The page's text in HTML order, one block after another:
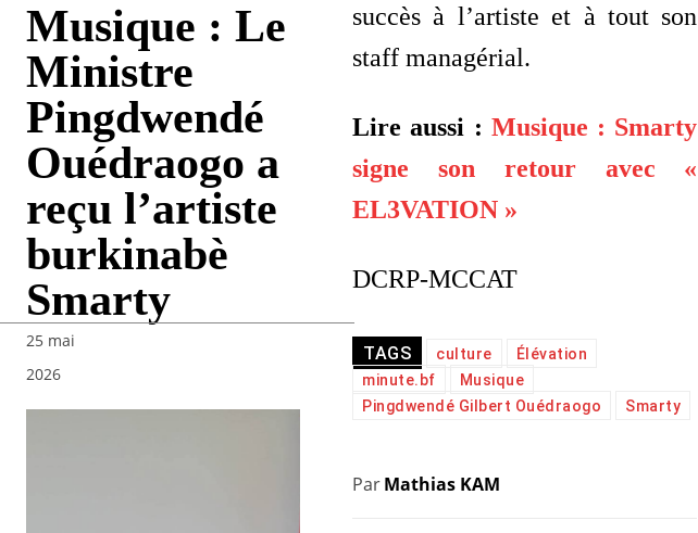
Musique : Le
Ministre
Pingdwendé
Ouédraogo a
reçu l’artiste
burkinabè
Smarty
25 mai
2026
succès à l’artiste et à tout son
staff managérial.
Lire aussi : Musique : Smarty
signe son retour avec «
EL3VATION »
DCRP-MCCAT
TAGS culture
Élévation
minute.bf
Musique
Pingdwendé Gilbert Ouédraogo
Smarty
ParMathias KAM